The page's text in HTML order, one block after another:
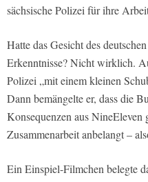
sächsische Polizei für ihre
Hatte das Gesicht des
Erkenntnisse? Nicht wirklich.
Polizei „mit einem kleinen
Dann bemängelte er, dass die
Konsequenzen aus NineEleven
Zusammenarbeit anbelangt –
Ein Einspiel-Filmchen belegte